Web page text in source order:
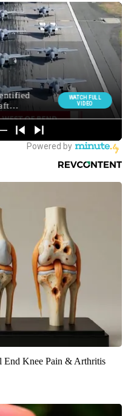
End Knee Pain & Arthritis